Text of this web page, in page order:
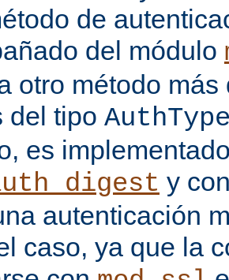
de
del módulo
otro método
del tipo
es
y
autenticación
caso, ya que la